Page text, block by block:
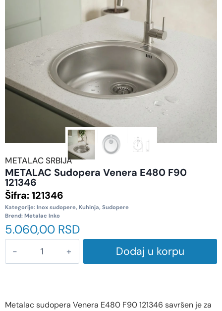
METALAC SRBIJA
METALAC Sudopera Venera E480 F90
121346
Šifra:121346
Kategorije: Inox sudopere, Kuhinja, Sudopere
Brend: Metalac Inko
5.060,00 RSD
Dodaj u korpu
Metalac sudopera Venera E480 F90 121346 savršen je za